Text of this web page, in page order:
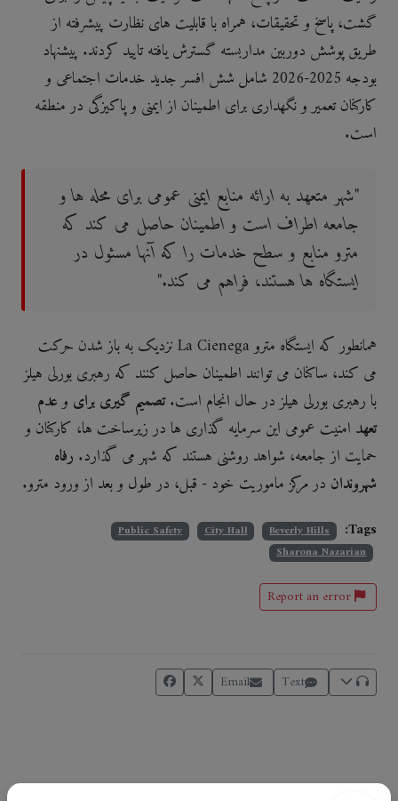
گشت، پاسخ و تحقیقات، همراه با قابلیت های نظارت پیشرفته از
طریق پوشش دوربین مداربسته گسترش یافته تایید کردند. پیشنهاد
بودجه 2025-2026 شامل شش افسر جدید خدمات اجتماعی و
کارکنان تعمیر و نگهداری برای اطمینان از ایمنی و پاکیزگی در منطقه
است.
"شهر متعهد به ارائه منابع ایمنی عمومی برای محله ها و
جامعه اطراف است و اطمینان حاصل می کند که
مترو منابع و سطح خدمات را که آنها مسئول در
ایستگاه ها هستند، فراهم می کند."
همانطور که ایستگاه مترو La Cienega نزدیک به باز شدن حرکت
می کند، ساکنان می توانند اطمینان حاصل کنند که رهبری بورلی هیلز
با رهبری بورلی هیلز در حال انجام است.تصمیم گیری برای وعدم
تعهد امنیت عمومی این سرمایه گذاری ها در زیرساخت ها، کارکنان و
حمایت از جامعه، شواهد روشنی هستند که شهر می گذارد. رفاه
شهروندان در مرکز ماموریت خود - قبل، در طول و بعد از ورود مترو.
Tags:
Beverly Hills
City Hall
Public Safety
Sharona Nazarian
Text
Email